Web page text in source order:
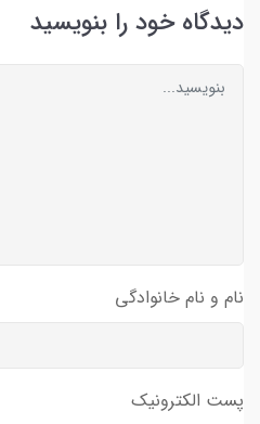
دیدگاه خود را بنویسید
نام و نام خانوادگی
پست الکترونیک